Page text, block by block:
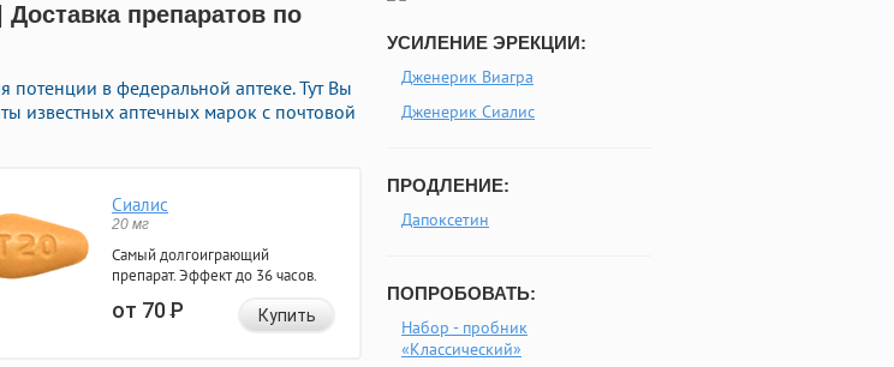
препаратов по
в федеральной аптеке. Тут Вы
известных аптечных марок с почтовой
Сиалис
20 мг
Самый долгоиграющий
препарат. Эффект до 36 часов.
от 70Р Купить
УСИЛЕНИЕ ЭРЕКЦИИ:
Дженерик Виагра
Дженерик Сиалис
ПРОДЛЕНИЕ:
Дапоксетин
ПОПРОБОВАТЬ:
Набор - пробник
«Классический»